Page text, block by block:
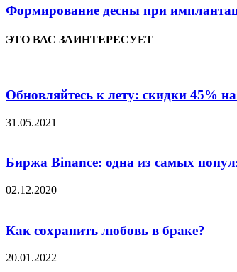
Формирование десны при
ЭТО ВАС ЗАИНТЕРЕСУЕТ
Обновляйтесь к лету: скидки 45%
31.05.2021
Биржа Binance: одна из самых
02.12.2020
Как сохранить любовь в браке?
20.01.2022